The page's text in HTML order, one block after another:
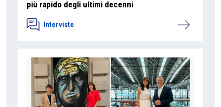
più rapido degli ultimi decenni
Interviste